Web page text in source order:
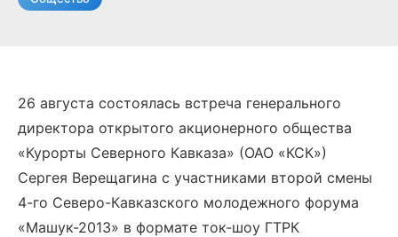
26 августа состоялась встреча генерального
директора открытого акционерного общества
«Курорты Северного Кавказа» (ОАО «КСК»)
Сергея Верещагина с участниками второй смены
4-го Северо-Кавказского молодежного форума
«Машук-2013» в формате ток-шоу ГТРК